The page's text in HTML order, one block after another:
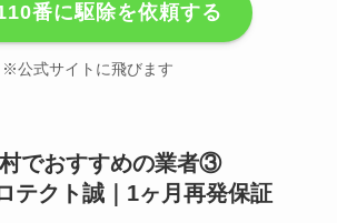
番に駆除を依頼する
※公式サイトに飛びます
でおすすめの業者③
テクト誠｜1ヶ月再発保証